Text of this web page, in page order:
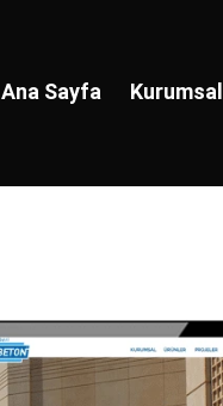
Ana Sayfa Kurumsal